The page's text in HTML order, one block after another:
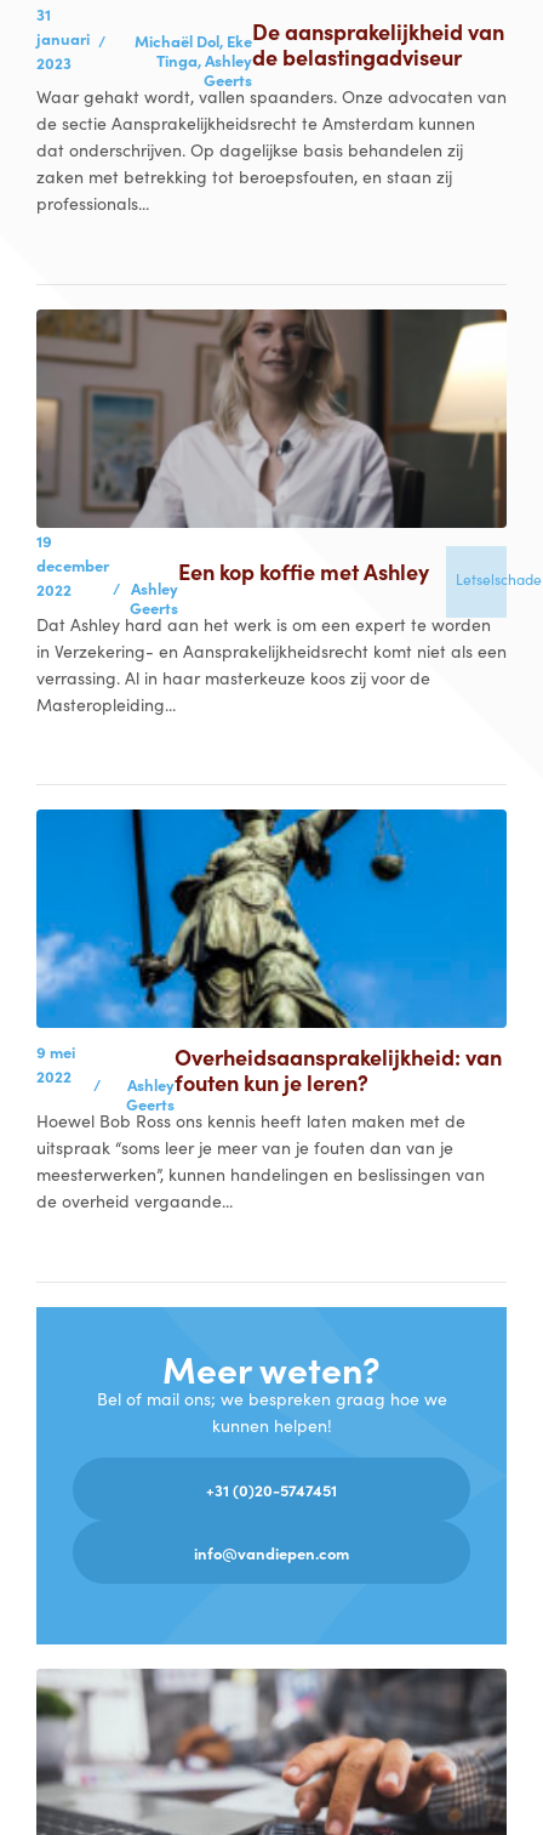
31
januari
2023
/ Michaël Dol, Eke
Tinga,Ashley
Geerts
De aansprakelijkheid van
de belastingadviseur
Waar gehakt wordt, vallen spaanders. Onze advocaten van
de sectie Aansprakelijkheidsrecht te Amsterdam kunnen
dat onderschrijven. Op dagelijkse basis behandelen zij
zaken met betrekking tot beroepsfouten, en staan zij
professionals...
19
december
2022
/ Ashley
Geerts
Een kop koffie met Ashley Letselschade
Dat Ashley hard aan het werk is om een expert te worden
in Verzekering- en Aansprakelijkheidsrecht komt niet als een
verrassing. Al in haar masterkeuze koos zij voor de
Masteropleiding...
9 mei
2022
/
Ashley
Geerts
Overheidsaansprakelijkheid: van
fouten kun je leren?
Hoewel Bob Ross ons kennis heeft laten maken met de
uitspraak “soms leer je meer van je fouten dan van je
meesterwerken”, kunnen handelingen en beslissingen van
de overheid vergaande...
Meer weten?
Bel of mail ons; we bespreken graag hoe we
kunnen helpen!
+31 (0)20-5747451
info@vandiepen.com